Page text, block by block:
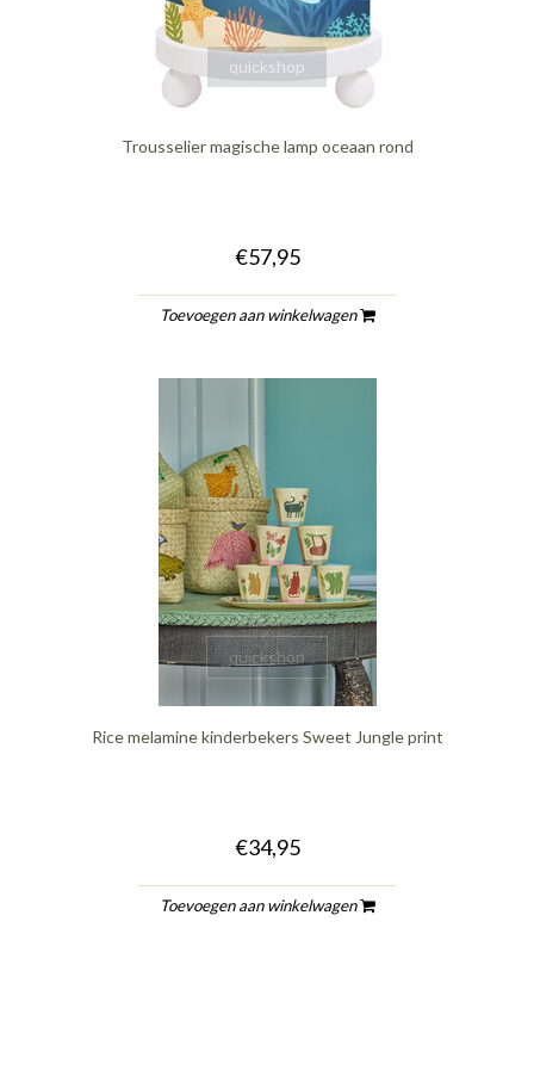
quickshop
Trousselier magische lamp oceaan rond
€57,95
Toevoegen aan winkelwagen
quickshop
Rice melamine kinderbekers Sweet Jungle print
€34,95
Toevoegen aan winkelwagen